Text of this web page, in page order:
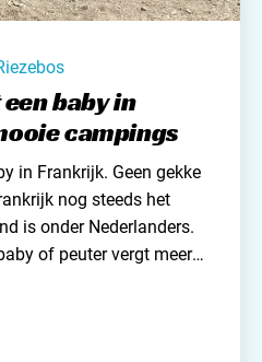
baby in
campings
in Frankrijk. Geen gekke
nog steeds het
is onder Nederlanders.
of peuter vergt meer
In ieder geval eentje
voorzieningen voor je